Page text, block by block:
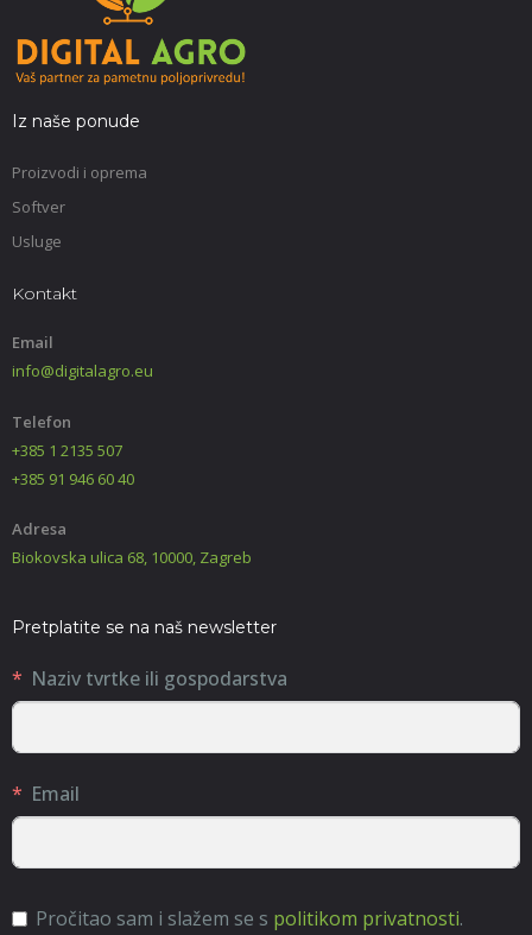
Iz naše ponude
Proizvodi i oprema
Softver
Usluge
Kontakt
Email
info@digitalagro.eu
Telefon
+385 1 2135 507
+385 91 946 60 40
Adresa
Biokovska ulica 68, 10000, Zagreb
Pretplatite se na naš newsletter
Naziv tvrtke ili gospodarstva
Email
Pročitao sam i slažem se s politikom privatnosti.